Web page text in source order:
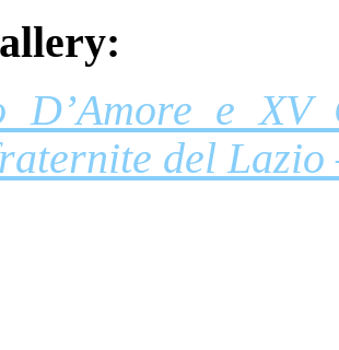
D’Amore e
del Lazio